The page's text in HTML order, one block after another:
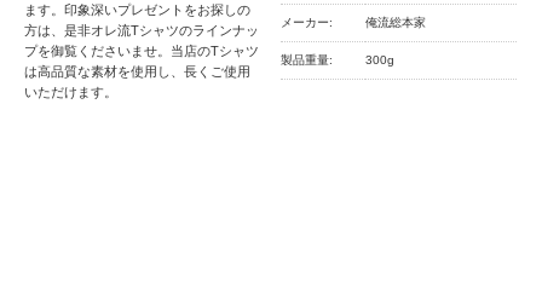
ます。印象深いプレゼントをお探しの
方は、是非オレ流Tシャツのラインナッ
プを御覧くださいませ。当店のTシャツ
は高品質な素材を使用し、長くご使用
いただけます。
メーカー: 俺流総本家
製品重量: 300g